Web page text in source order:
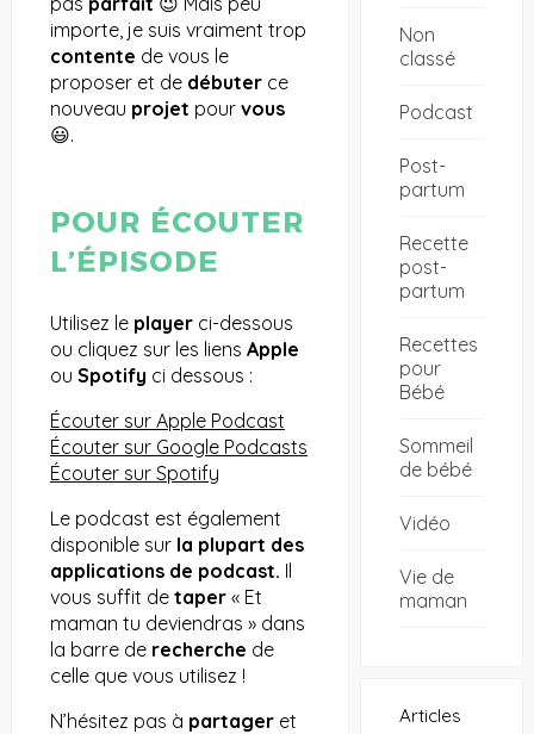
importe, je suis vraiment trop
contente de vous le
proposer et de débuterce
nouveau projet pour vous
😃.
POUR ÉCOUTER
L’ÉPISODE
Utilisez le playerci-dessous
ou cliquez sur les liens Apple
ou Spotify ci dessous :
Écouter sur Apple Podcast
Écouter sur Google Podcasts
Écouter sur Spotify
Le podcast est également
disponible sur la plupart des
applications de podcast. Il
vous suffit de taper« Et
maman tu deviendras » dans
la barre de recherche de
celle que vous utilisez !
N’hésitez pas à partageret
Non
classé
Podcast
Post-
partum
Recette
post-
partum
Recettes
pour
Bébé
Sommeil
de bébé
Vidéo
Vie de
maman
Articles